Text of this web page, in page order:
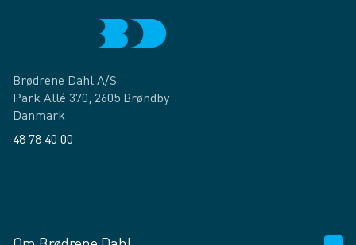
Brødrene Dahl A/S
Park Allé 370, 2605 Brøndby
Danmark
48 78 40 00